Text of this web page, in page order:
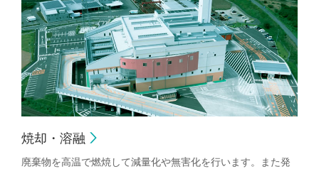
焼却・溶融
廃棄物を高温で燃焼して減量化や無害化を行います。また発